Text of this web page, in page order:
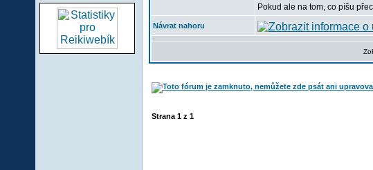
Pokud ale na tom, co píšu
Návrat nahoru
Strana 1 z 1